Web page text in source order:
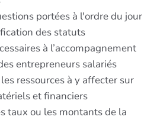
portées à l'ordre du jour
des statuts
à l’accompagnement
entrepreneurs salariés
ressources à y affecter sur
et financiers
taux ou les montants de la